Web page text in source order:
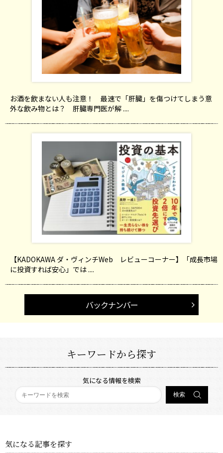
お酒を飲まない人も注意！ 最速で「肝臓」を傷つけてしまう意
外な飲み物とは？ 肝臓専門医が解 ....
【KADOKAWA ダ・ヴィンチWeb レビューコーナー】「成長市場
に投資すれば安心」では ....
バックナンバー
キーワードから探す
気になる情報を検索
気になる記事を探す